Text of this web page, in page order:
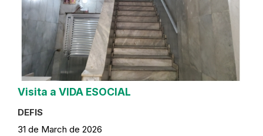
Visita a VIDA ESOCIAL
DEFIS
31 de March de 2026